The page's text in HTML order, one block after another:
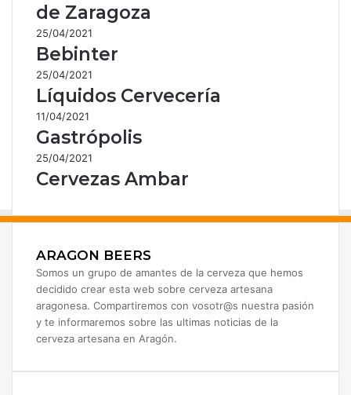
de Zaragoza
25/04/2021
Bebinter
25/04/2021
Líquidos Cervecería
11/04/2021
Gastrópolis
25/04/2021
Cervezas Ambar
ARAGON BEERS
Somos un grupo de amantes de la cerveza que hemos
decidido crear esta web sobre cerveza artesana
aragonesa. Compartiremos con vosotr@s nuestra pasión
y te informaremos sobre las ultimas noticias de la
cerveza artesana en Aragón.